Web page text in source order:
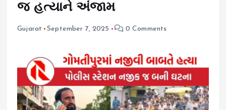
જ હત્યાને અંજામ
Gujarat September 7, 2025 0 Comments